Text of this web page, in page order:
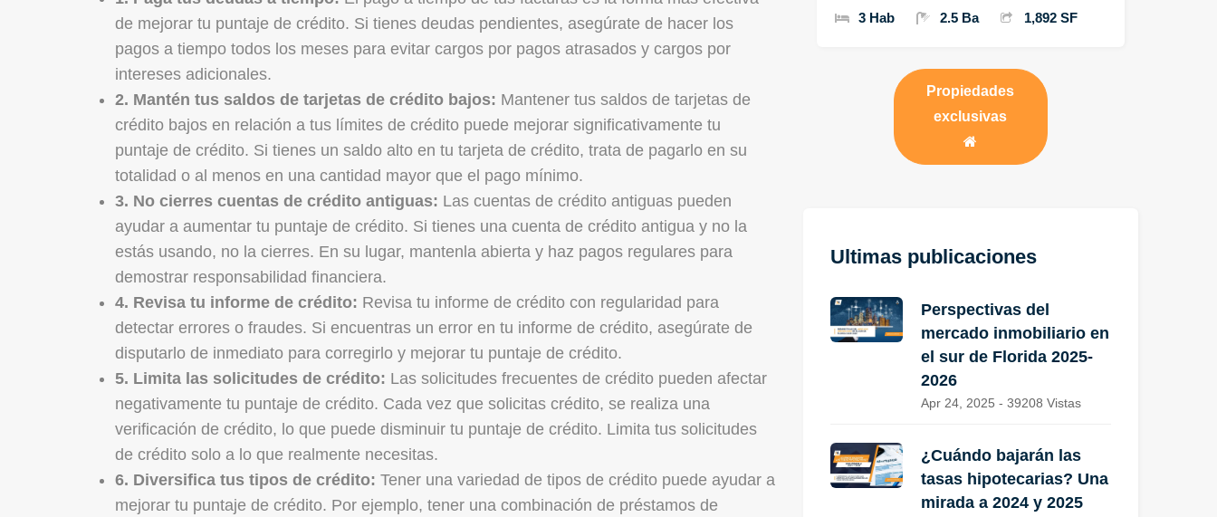
de mejorar tu puntaje de crédito. Si tienes deudas pendientes, asegúrate de hacer los
pagos a tiempo todos los meses para evitar cargos por pagos atrasados y cargos por
intereses adicionales.
2. Mantén tus saldos de tarjetas de crédito bajos: Mantener tus saldos de tarjetas de
crédito bajos en relación a tus límites de crédito puede mejorar significativamente tu
puntaje de crédito. Si tienes un saldo alto en tu tarjeta de crédito, trata de pagarlo en su
totalidad o al menos en una cantidad mayor que el pago mínimo.
3. No cierres cuentas de crédito antiguas: Las cuentas de crédito antiguas pueden
ayudar a aumentar tu puntaje de crédito. Si tienes una cuenta de crédito antigua y no la
estás usando, no la cierres. En su lugar, mantenla abierta y haz pagos regulares para
demostrar responsabilidad financiera.
4. Revisa tu informe de crédito: Revisa tu informe de crédito con regularidad para
detectar errores o fraudes. Si encuentras un error en tu informe de crédito, asegúrate de
disputarlo de inmediato para corregirlo y mejorar tu puntaje de crédito.
5. Limita las solicitudes de crédito: Las solicitudes frecuentes de crédito pueden afectar
negativamente tu puntaje de crédito. Cada vez que solicitas crédito, se realiza una
verificación de crédito, lo que puede disminuir tu puntaje de crédito. Limita tus solicitudes
de crédito solo a lo que realmente necesitas.
6. Diversifica tus tipos de crédito: Tener una variedad de tipos de crédito puede ayudar a
mejorar tu puntaje de crédito. Por ejemplo, tener una combinación de préstamos de
3 Hab 2.5 Ba 1,892 SF
Propiedades
exclusivas
Ultimas publicaciones
Perspectivas del
mercado inmobiliario en
el sur de Florida 2025-
2026
Apr 24, 2025 - 39208 Vistas
¿Cuándo bajarán las
tasas hipotecarias? Una
mirada a 2024 y 2025